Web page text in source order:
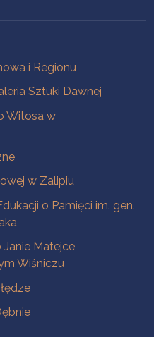
i Regionu
Sztuki Dawnej
Witosa w
w Zalipiu
o Pamięci im. gen.
Janie Matejce
Wiśniczu